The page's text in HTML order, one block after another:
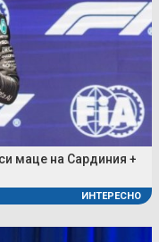
маце на Сардиния +
ИНТЕРЕСНО